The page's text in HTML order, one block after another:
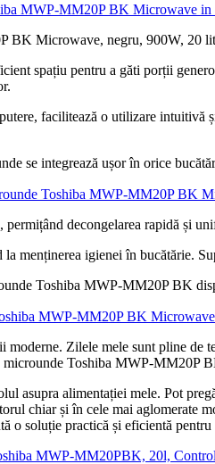
MWP-MM20P BK Microwave in
spațiu pentru a găti porții
facilitează o utilizare
se integrează ușor în orice
Toshiba MWP-MM20P BK
decongelarea rapidă și
menținerea igienei în bucătărie.
Toshiba MWP-MM20P BK
MWP-MM20P BK Microwave
Zilele mele sunt pline de
Toshiba MWP-MM20P
asupra alimentației mele. Pot
chiar și în cele mai aglomerate
o soluție practică și eficientă
MWP-MM20PBK, 20l,